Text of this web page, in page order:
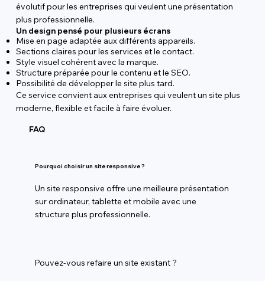
évolutif pour les entreprises qui veulent une présentation
plus professionnelle.
Un design pensé pour plusieurs écrans
Mise en page adaptée aux différents appareils.
Sections claires pour les services et le contact.
Style visuel cohérent avec la marque.
Structure préparée pour le contenu et le SEO.
Possibilité de développer le site plus tard.
Ce service convient aux entreprises qui veulent un site plus
moderne, flexible et facile à faire évoluer.
FAQ
Pourquoi choisir un site responsive ?
Un site responsive offre une meilleure présentation
sur ordinateur, tablette et mobile avec une
structure plus professionnelle.
Pouvez-vous refaire un site existant ?